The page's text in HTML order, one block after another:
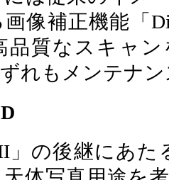
像補正機能「
品質なスキャ
れもメンテナ
III」の後継にあ